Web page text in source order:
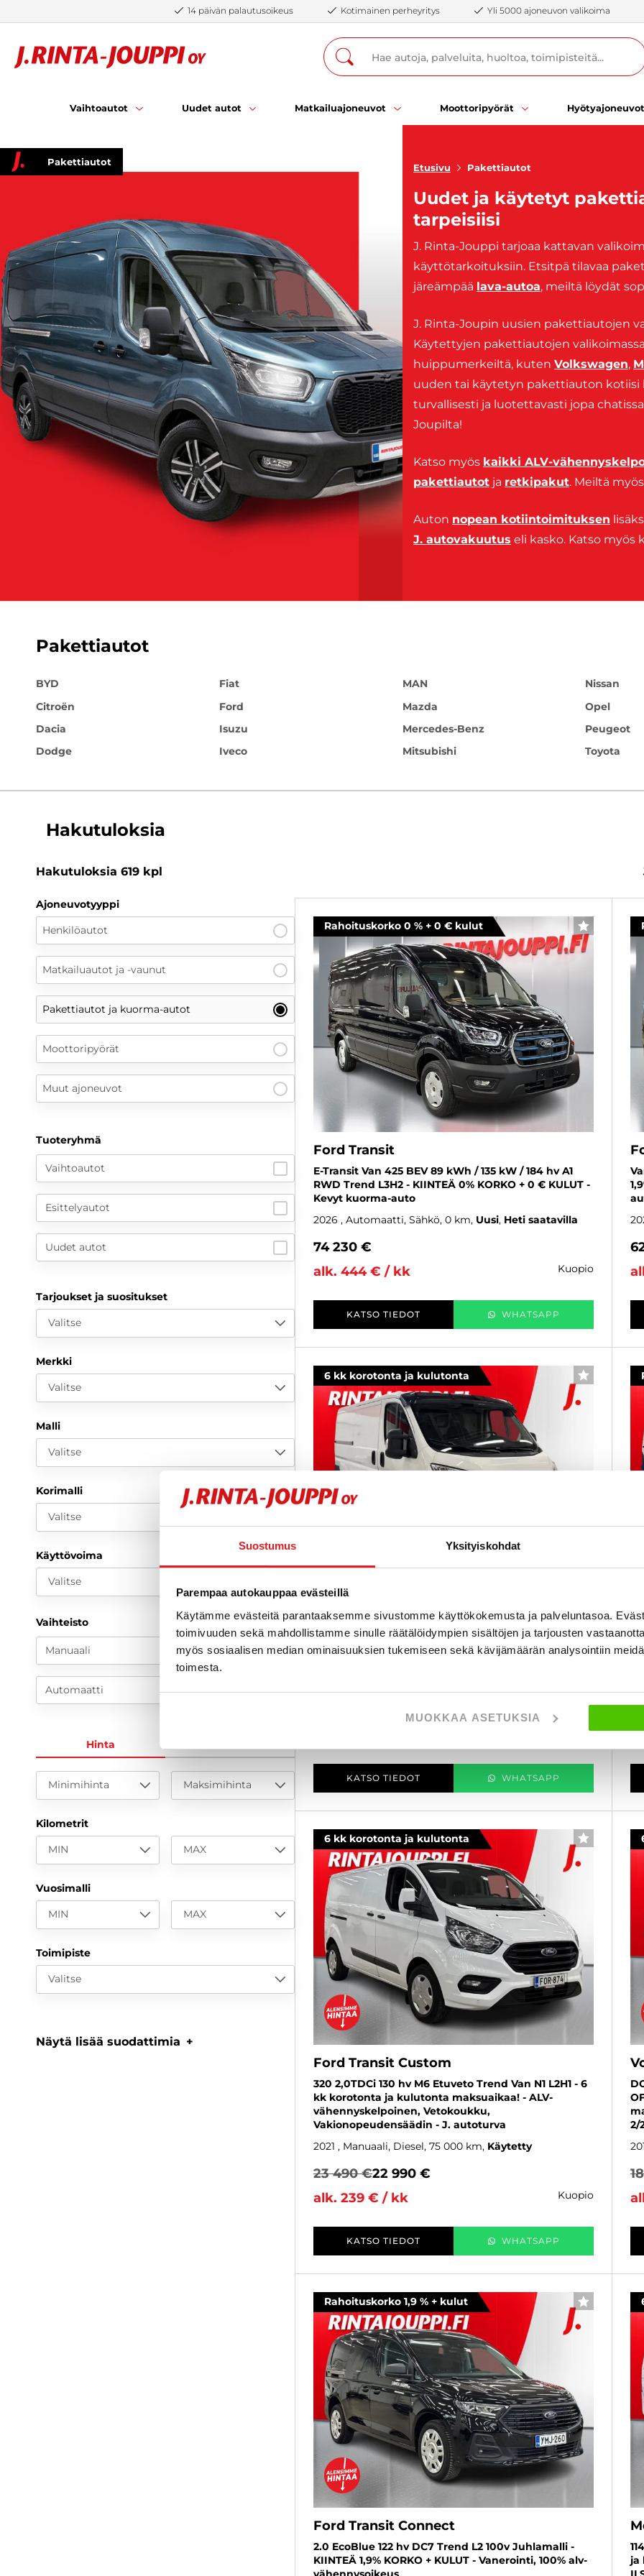
Suostumus Yksityiskohdat
Parempaa autokauppaa evästeillä
Käytämme evästeitä parantaaksemme sivustomme käyttökokemusta ja palveluntasoa.
toimivuuden sekä mahdollistamme sinulle räätälöidympien sisältöjen ja tarjousten
myös sosiaalisen median ominaisuuksien tukemiseen sekä kävijämäärän analysointiin
toimesta.
MUOKKAA ASETUKSIA
14 päivän palautusoikeus Kotimainen perheyritys Yli 5000 ajoneuvon valikoima
Vaihtoautot Uudet autot Matkailuajoneuvot Moottoripyörät Hyötyajoneuvot
Pakettiautot
Etusivu Pakettiautot
Uudet ja käytetyt
tarpeisiisi
J. Rinta-Jouppi tarjoaa kattavan
käyttötarkoituksiin. Etsitpä tilavaa
järeämpää lava-autoa, meiltä löydät
J. Rinta-Joupin uusien pakettiautojen
Käytettyjen pakettiautojen
huippumerkeiltä, kuten Volkswagen,
uuden tai käytetyn pakettiauton kotiisi
turvallisesti ja luotettavasti jopa
Joupilta!
Katso myös kaikki ALV-
pakettiautot ja retkipakut. Meiltä myös
Auton nopean kotiintoimituksen
J. autovakuutus eli kasko. Katso myös
Pakettiautot
BYD
Citroën
Dacia
Dodge
Fiat
Ford
Isuzu
Iveco
MAN
Mazda
Mercedes-Benz
Mitsubishi
Nissan
Opel
Peugeot
Toyota
Hakutuloksia
Hakutuloksia 619 kpl
Ajoneuvotyyppi
Henkilöautot
Matkailuautot ja -vaunut
Pakettiautot ja kuorma-autot
Moottoripyörät
Muut ajoneuvot
Tuoteryhmä
Vaihtoautot
Esittelyautot
Uudet autot
Tarjoukset ja suositukset
Valitse
Merkki
Valitse
Malli
Valitse
Korimalli
Valitse
Käyttövoima
Valitse
Vaihteisto
Manuaali
Automaatti
Hinta
Minimihinta Maksimihinta
Kilometrit
MIN MAX
Vuosimalli
MIN MAX
Toimipiste
Valitse
Näytä lisää suodattimia
Rahoituskorko 0 % + 0 € kulut SUOSIKKI
Ford Transit
E-Transit Van 425 BEV 89 kWh / 135 kW / 184 hv A1
RWD Trend L3H2 - KIINTEÄ 0% KORKO + 0 € KULUT -
Kevyt kuorma-auto
2026 , Automaatti, Sähkö, 0 km Uusi Heti saatavilla
74 230 €
alk. 444 € / kk
kuopio
KATSO TIEDOT WHATSAPP
6 kk korotonta ja kulutonta SUOSIKKI
Citroen Jumper
BlueHDi 130 35 L2H1 Cargo - 6 kk korotonta ja
kulutonta maksuaikaa! - ALV, Webasto, Läpijuostava,
Vetokoukku, Automaatti-Ilmastointi - J. autoturva
KATSO TIEDOT WHATSAPP
6 kk korotonta ja kulutonta SUOSIKKI
Ford Transit Custom
320 2,0TDCi 130 hv M6 Etuveto Trend Van N1 L2H1 - 6
kk korotonta ja kulutonta maksuaikaa! - ALV-
vähennyskelpoinen, Vetokoukku,
Vakionopeudensäädin - J. autoturva
2021 , Manuaali, Diesel, 75 000 km Käytetty
23 490 €22 990 €
alk. 239 € / kk
kuopio
KATSO TIEDOT WHATSAPP
2/
Rahoituskorko 1,9 % + kulut SUOSIKKI
Ford Transit Connect
2.0 EcoBlue 122 hv DC7 Trend L2 100v Juhlamalli -
KIINTEÄ 1,9% KORKO + KULUT - Vanerointi, 100% alv-
ja